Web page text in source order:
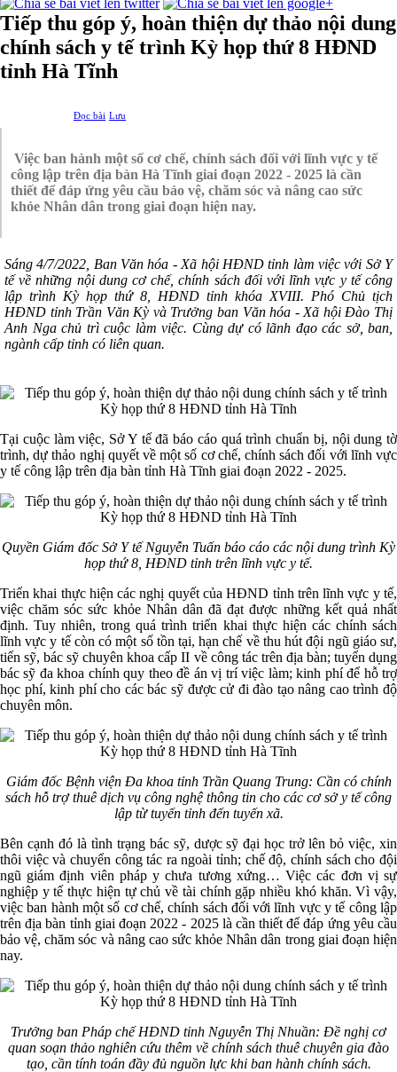
Tiếp thu góp ý, hoàn thiện dự thảo nội dung
chính sách y tế trình Kỳ họp thứ 8 HĐND
tỉnh Hà Tĩnh
Đọc bài Lưu
Việc ban hành một số cơ chế, chính sách đối với lĩnh vực y tế
công lập trên địa bàn Hà Tĩnh giai đoạn 2022 - 2025 là cần
thiết để đáp ứng yêu cầu bảo vệ, chăm sóc và nâng cao sức
khỏe Nhân dân trong giai đoạn hiện nay.
Sáng 4/7/2022, Ban Văn hóa - Xã hội HĐND tỉnh làm việc với Sở Y
tế về những nội dung cơ chế, chính sách đối với lĩnh vực y tế công
lập trình Kỳ họp thứ 8, HĐND tỉnh khóa XVIII. Phó Chủ tịch
HĐND tỉnh Trần Văn Kỳ và Trưởng ban Văn hóa - Xã hội Đào Thị
Anh Nga chủ trì cuộc làm việc. Cùng dự có lãnh đạo các sở, ban,
ngành cấp tỉnh có liên quan.
Tại cuộc làm việc, Sở Y tế đã báo cáo quá trình chuẩn bị, nội dung tờ
trình, dự thảo nghị quyết về một số cơ chế, chính sách đối với lĩnh vực
y tế công lập trên địa bàn tỉnh Hà Tĩnh giai đoạn 2022 - 2025.
Quyền Giám đốc Sở Y tế Nguyễn Tuấn báo cáo các nội dung trình Kỳ
họp thứ 8, HĐND tỉnh trên lĩnh vực y tế.
Triển khai thực hiện các nghị quyết của HĐND tỉnh trên lĩnh vực y tế,
việc chăm sóc sức khỏe Nhân dân đã đạt được những kết quả nhất
định. Tuy nhiên, trong quá trình triển khai thực hiện các chính sách
lĩnh vực y tế còn có một số tồn tại, hạn chế về thu hút đội ngũ giáo sư,
tiến sỹ, bác sỹ chuyên khoa cấp II về công tác trên địa bàn; tuyển dụng
bác sỹ đa khoa chính quy theo đề án vị trí việc làm; kinh phí để hỗ trợ
học phí, kinh phí cho các bác sỹ được cử đi đào tạo nâng cao trình độ
chuyên môn.
Giám đốc Bệnh viện Đa khoa tỉnh Trần Quang Trung: Cần có chính
sách hỗ trợ thuê dịch vụ công nghệ thông tin cho các cơ sở y tế công
lập từ tuyến tỉnh đến tuyến xã.
Bên cạnh đó là tình trạng bác sỹ, dược sỹ đại học trở lên bỏ việc, xin
thôi việc và chuyển công tác ra ngoài tỉnh; chế độ, chính sách cho đội
ngũ giám định viên pháp y chưa tương xứng… Việc các đơn vị sự
nghiệp y tế thực hiện tự chủ về tài chính gặp nhiều khó khăn. Vì vậy,
việc ban hành một số cơ chế, chính sách đối với lĩnh vực y tế công lập
trên địa bàn tỉnh giai đoạn 2022 - 2025 là cần thiết để đáp ứng yêu cầu
bảo vệ, chăm sóc và nâng cao sức khỏe Nhân dân trong giai đoạn hiện
nay.
Trưởng ban Pháp chế HĐND tỉnh Nguyễn Thị Nhuần: Đề nghị cơ
quan soạn thảo nghiên cứu thêm về chính sách thuê chuyên gia đào
tạo, cần tính toán đầy đủ nguồn lực khi ban hành chính sách.